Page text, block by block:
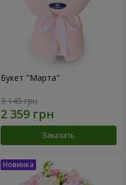
Букет "Марта"
3 145 грн
Заказать